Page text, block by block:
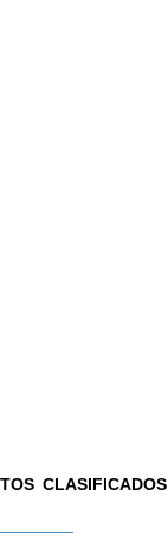
CLASIFICADOS